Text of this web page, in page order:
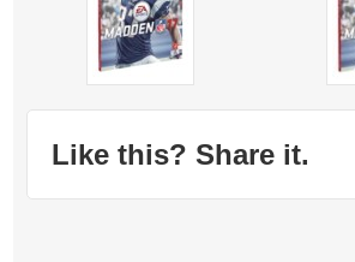
Like this? Share it.